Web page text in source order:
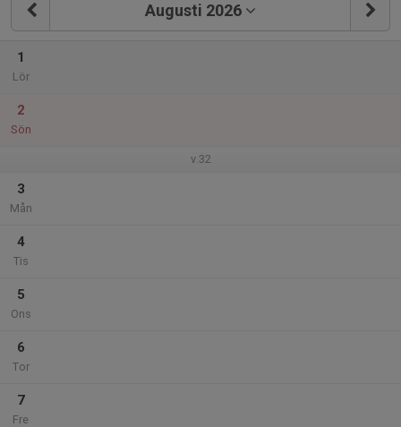
Augusti 2026
1
Lör
2
Sön
v.32
3
Mån
4
Tis
5
Ons
6
Tor
7
Fre